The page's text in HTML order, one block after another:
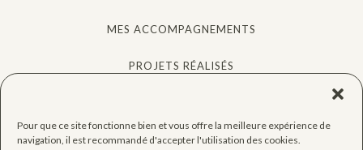
Pour que ce site fonctionne bien et vous offre la meilleure expérience de
navigation, il est recommandé d'accepter l'utilisation des cookies.
MES ACCOMPAGNEMENTS
PROJETS RÉALISÉS
CONSEILS